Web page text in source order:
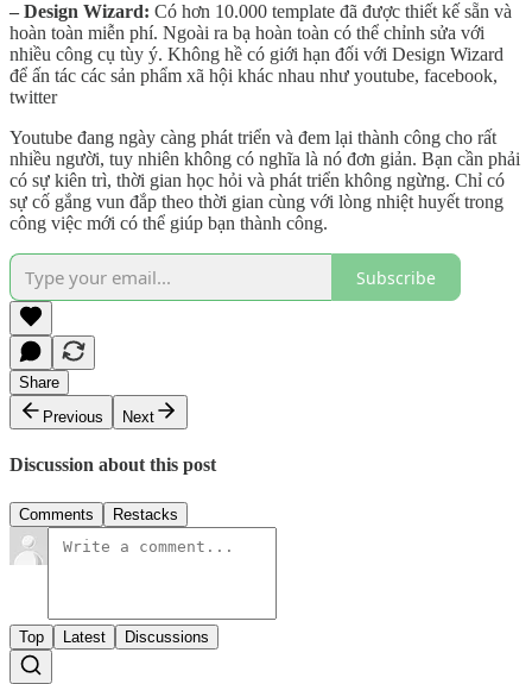
– Design Wizard: Có hơn 10.000 template đã được thiết kế sẵn và
hoàn toàn miễn phí. Ngoài ra bạ hoàn toàn có thể chỉnh sửa với
nhiều công cụ tùy ý. Không hề có giới hạn đối với Design Wizard
để ấn tác các sản phẩm xã hội khác nhau như youtube, facebook,
twitter
Youtube đang ngày càng phát triển và đem lại thành công cho rất
nhiều người, tuy nhiên không có nghĩa là nó đơn giản. Bạn cần phải
có sự kiên trì, thời gian học hỏi và phát triển không ngừng. Chỉ có
sự cố gắng vun đắp theo thời gian cùng với lòng nhiệt huyết trong
công việc mới có thể giúp bạn thành công.
Subscribe
Share
Previous
Next
Discussion about this post
Comments Restacks
Top Latest Discussions